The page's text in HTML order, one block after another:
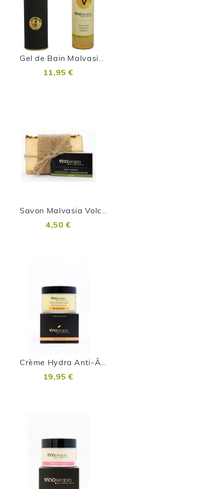
Gel de Bain Malvasia Volcanica
11,95 €
Savon Malvasia Volcanica
4,50 €
Crème Hydra Anti-Âge Malvasia Volcanica - 200ml
19,95 €